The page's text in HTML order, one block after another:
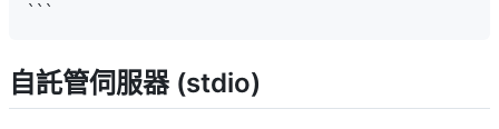
自託管伺服器 (stdio)